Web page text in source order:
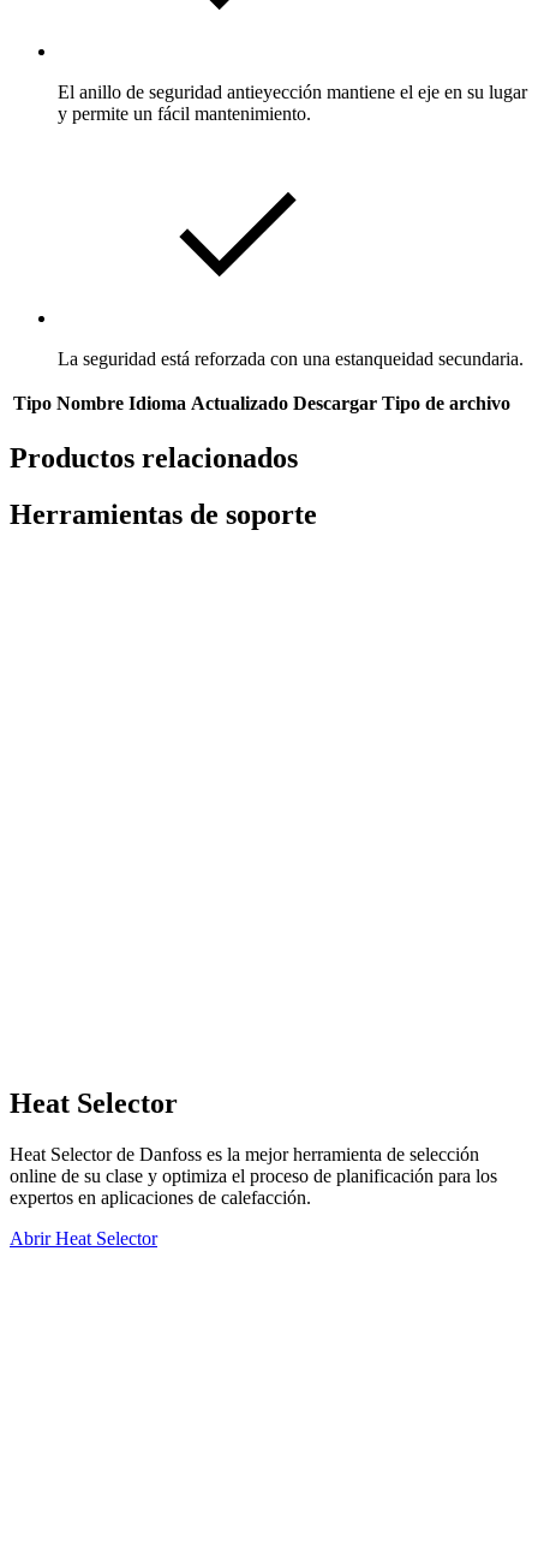
El anillo de seguridad antieyección mantiene el eje en su lugar
y permite un fácil mantenimiento.
La seguridad está reforzada con una estanqueidad secundaria.
Tipo Nombre Idioma Actualizado Descargar Tipo de archivo
Productos relacionados
Herramientas de soporte
Heat Selector
Heat Selector de Danfoss es la mejor herramienta de selección
online de su clase y optimiza el proceso de planificación para los
expertos en aplicaciones de calefacción.
Abrir Heat Selector